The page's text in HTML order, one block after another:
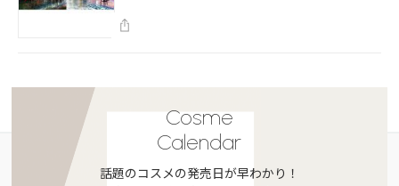
Cosme
Calendar
話題のコスメの発売日が早わかり！